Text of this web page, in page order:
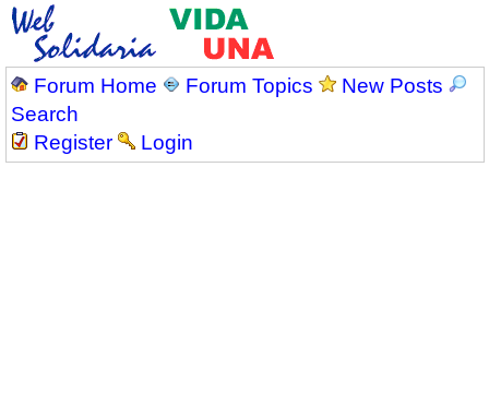
Forum Home Forum Topics
New Posts
Search
Register
Login